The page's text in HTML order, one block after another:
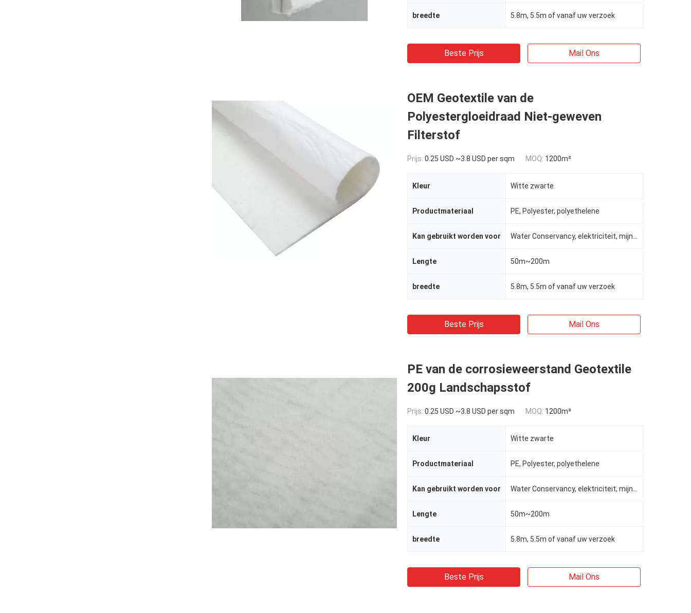
breedte 5.8m, 5.5m of vanaf uw verzoek
Beste Prijs Mail Ons
OEM Geotextile van de
Polyestergloeidraad Niet-geweven
Filterstof
Prijs: 0.25 USD ~3.8 USD per sqm MOQ: 1200m²
Kleur Witte zwarte
Productmateriaal PE, Polyester, polyethelene
Kan gebruikt worden voor
Lengte 50m~200m
breedte 5.8m, 5.5m of vanaf uw verzoek
Beste Prijs Mail Ons
PE van de corrosieweerstand Geotextile
200g Landschapsstof
Prijs: 0.25 USD ~3.8 USD per sqm MOQ: 1200m²
Kleur Witte zwarte
Productmateriaal PE, Polyester, polyethelene
Kan gebruikt worden voor
Lengte 50m~200m
breedte 5.8m, 5.5m of vanaf uw verzoek
Beste Prijs Mail Ons